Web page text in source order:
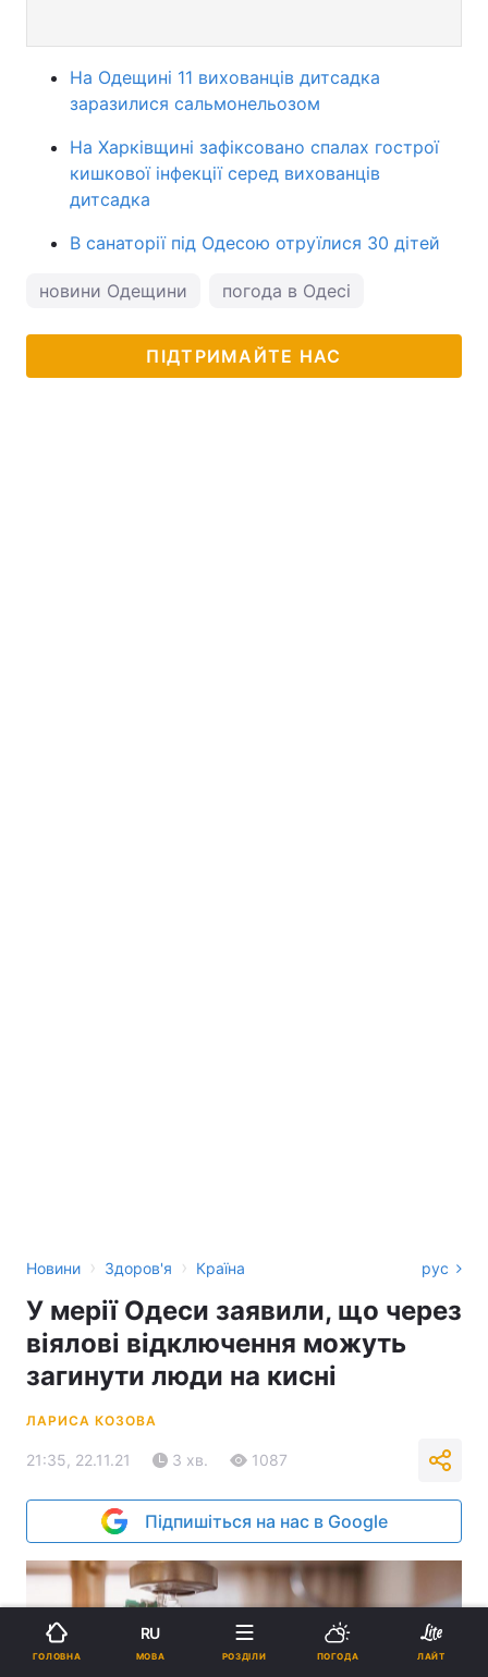
На Одещині 11 вихованців дитсадка
заразилися сальмонельозом
На Харківщині зафіксовано спалах гострої
кишкової інфекції серед вихованців
дитсадка
В санаторії під Одесою отруїлися 30 дітей
новини Одещини погода в Одесі
ПІДТРИМАЙТЕ НАС
Новини › Здоров'я › Країна рус
У мерії Одеси заявили, що через
віялові відключення можуть
загинути люди на кисні
ЛАРИСА КОЗОВА
21:35, 22.11.21 3 хв. 1087
Підпишіться на нас в Google
ГОЛОВНА
RU
МОВА РОЗДІЛИ ПОГОДА ЛАЙТ